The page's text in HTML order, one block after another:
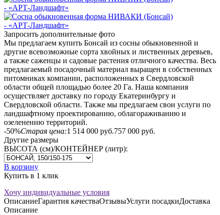
Запросить дополнительные фото
Мы предлагаем купить Бонсай из сосны обыкновенной и
другие всевозможные сорта хвойных и лиственных деревьев,
а также саженцы и садовые растения отличного качества. Весь
предлагаемый посадочный материал выращен в собственных
питомниках компании, расположенных в Свердловской
области общей площадью более 20 Га. Наша компания
осуществляет доставку по городу Екатеринбургу и
Свердловской области. Также мы предлагаем свои услуги по
ландшафтному проектированию, облагораживанию и
озеленению территорий.
-50%Старая цена:1 514 000 руб.757 000 руб.
Другие размеры
ВЫСОТА (см)/КОНТЕЙНЕР (литр):
В корзину
Купить в 1 клик
Хочу индивидуальные условия
ОписаниеГарантия качестваОтзывыУслуги посадкиДоставка
Описание